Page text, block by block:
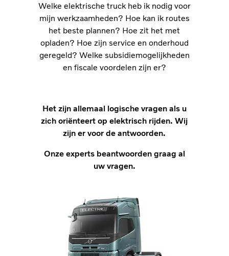
Welke elektrische truck heb ik nodig voor
mijn werkzaamheden? Hoe kan ik routes
het beste plannen? Hoe zit het met
opladen? Hoe zijn service en onderhoud
geregeld? Welke subsidiemogelijkheden
en fiscale voordelen zijn er?
Het zijn allemaal logische vragen als u
zich oriënteert op elektrisch rijden. Wij
zijn er voor de antwoorden.
Onze experts beantwoorden graag al
uw vragen.